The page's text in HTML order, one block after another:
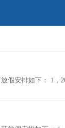
假安排如下： 1，